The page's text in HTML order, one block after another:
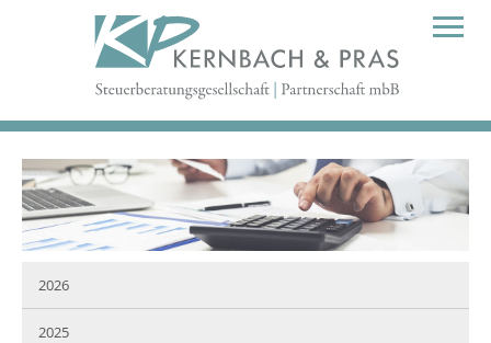
2026
2025